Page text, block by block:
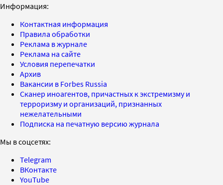
Информация:
Контактная информация
Правила обработки
Реклама в журнале
Реклама на сайте
Условия перепечатки
Архив
Вакансии в Forbes Russia
Сканер иноагентов, причастных к экстремизму и
терроризму и организаций, признанных
нежелательными
Подписка на печатную версию журнала
Мы в соцсетях:
Telegram
ВКонтакте
YouTube